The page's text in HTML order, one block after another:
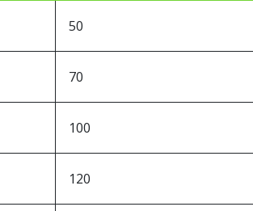
50
70
100
120